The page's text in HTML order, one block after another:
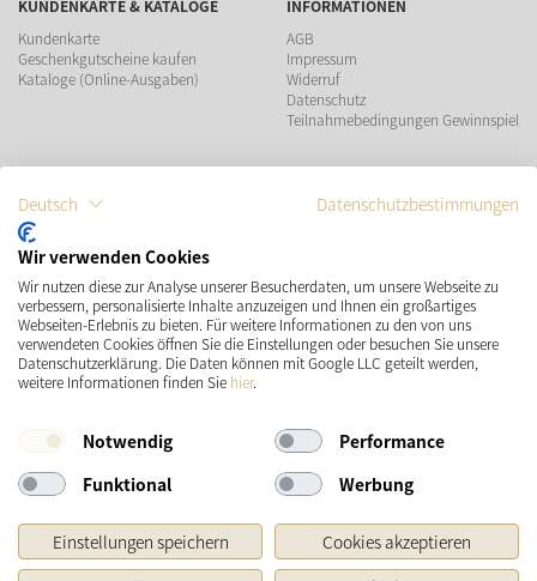
KUNDENKARTE & KATALOGE
Kundenkarte
Geschenkgutscheine kaufen
Kataloge (Online-Ausgaben)
INFORMATIONEN
AGB
Impressum
Widerruf
Datenschutz
Teilnahmebedingungen Gewinnspiel
VERSAND SOCIAL MEDIA
* Preisangaben inkl. gesetzl. MwSt. und zzgl.Versandkosten
Ursprünglicher Preis des Händlers, Unverbindliche Preisempfehlung des Herstellers
Deutsch Datenschutzbestimmungen
Wir verwenden Cookies
Wir nutzen diese zur Analyse unserer Besucherdaten, um unsere Webseite zu
verbessern, personalisierte Inhalte anzuzeigen und Ihnen ein großartiges
Webseiten-Erlebnis zu bieten. Für weitere Informationen zu den von uns
verwendeten Cookies öffnen Sie die Einstellungen oder besuchen Sie unsere
Datenschutzerklärung. Die Daten können mit Google LLC geteilt werden,
weitere Informationen finden Sie hier.
Notwendig
Performance
Funktional
Werbung
Einstellungen speichern
Cookies akzeptieren